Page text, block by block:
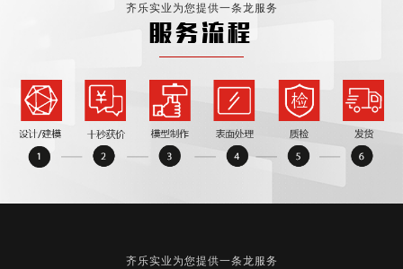
齐乐实业为您提供一条龙服务
服务流程
齐乐实业为您提供一条龙服务